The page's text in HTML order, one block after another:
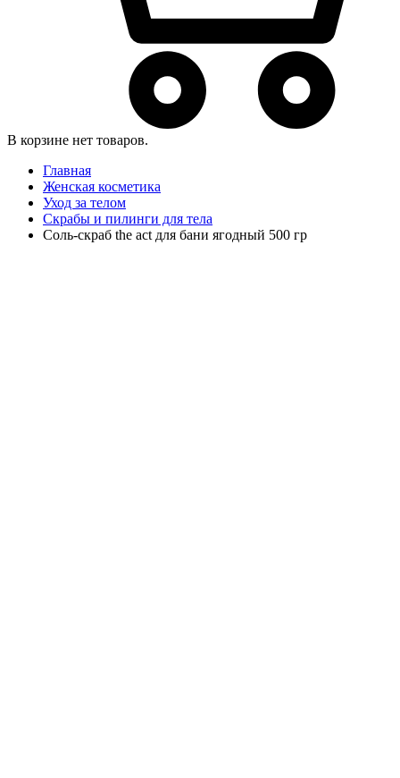
В корзине нет товаров.
Главная
Женская косметика
Уход за телом
Скрабы и пилинги для тела
Соль-скраб the act для бани ягодный 500 гр